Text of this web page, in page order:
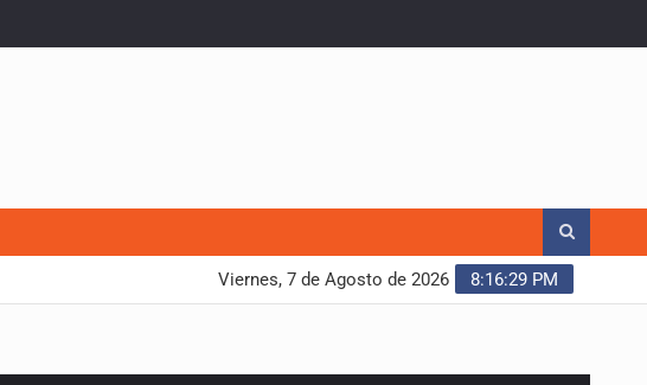
8:16:30 PM
Viernes, 7 de Agosto de 2026